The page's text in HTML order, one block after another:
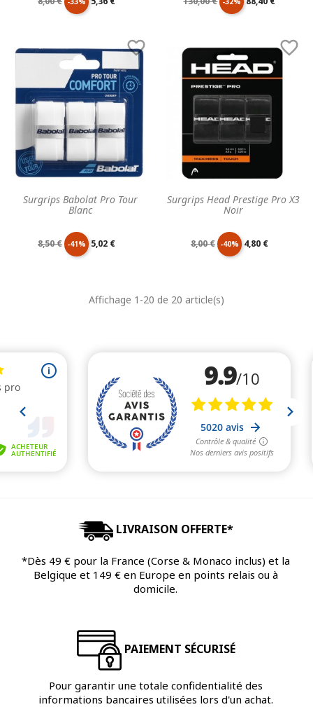
base
Surgrips Babolat Pro Tour
Blanc

Prix
8,50 € -41% Prix
5,02 €
Surgrips Head Prestige Pro X3
Noir

Prix
8,00 € -40% Prix
4,80 €
Affichage 1-20 de 20 article(s)
LIVRAISON OFFERTE*
*Dès 49 € pour la France (Corse & Monaco inclus) et la
Belgique et 149 € en Europe en points relais ou à
domicile.
PAIEMENT SÉCURISÉ
Pour garantir une totale confidentialité des
informations bancaires utilisées lors d'un achat.